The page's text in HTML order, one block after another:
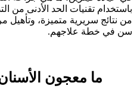
باستخدام تقنيات الحد الأدنى من
من نتائج سريرية متميزة، وتأهيل
سن في خطة علاجهم.
ما معجون